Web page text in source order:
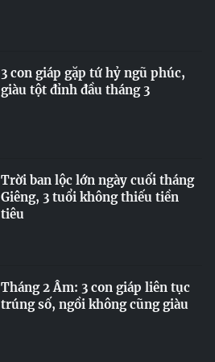
3 con giáp gặp tứ hỷ ngũ phúc,
giàu tột đỉnh đầu tháng 3
Trời ban lộc lớn ngày cuối tháng
Giêng, 3 tuổi không thiếu tiền
tiêu
Tháng 2 Âm: 3 con giáp liên tục
trúng số, ngồi không cũng giàu